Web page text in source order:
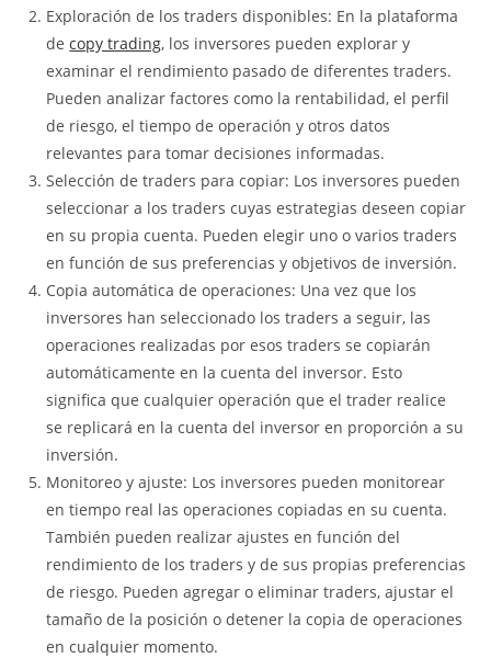
Exploración de los traders disponibles: En la plataforma
decopy trading, los inversores pueden explorar y
examinar el rendimiento pasado de diferentes traders.
Pueden analizar factores como la rentabilidad, el perfil
de riesgo, el tiempo de operación y otros datos
relevantes para tomar decisiones informadas.
Selección de traders para copiar: Los inversores pueden
seleccionar a los traders cuyas estrategias deseen copiar
en su propia cuenta. Pueden elegir uno o varios traders
en función de sus preferencias y objetivos de inversión.
Copia automática de operaciones: Una vez que los
inversores han seleccionado los traders a seguir, las
operaciones realizadas por esos traders se copiarán
automáticamente en la cuenta del inversor. Esto
significa que cualquier operación que el trader realice
se replicará en la cuenta del inversor en proporción a su
inversión.
Monitoreo y ajuste: Los inversores pueden monitorear
en tiempo real las operaciones copiadas en su cuenta.
También pueden realizar ajustes en función del
rendimiento de los traders y de sus propias preferencias
de riesgo. Pueden agregar o eliminar traders, ajustar el
tamaño de la posición o detener la copia de operaciones
en cualquier momento.